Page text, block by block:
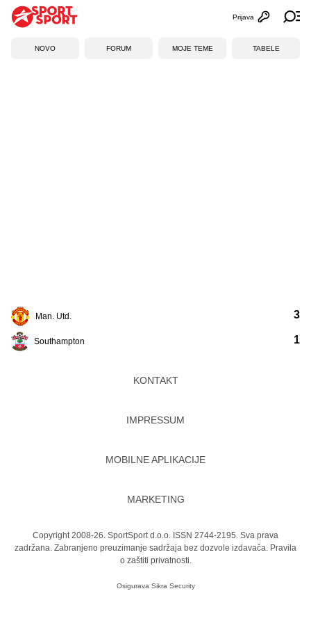
Otvori
Prijava
NOVO FORUM MOJE TEME TABELE
Man. Utd.
Southampton
3
1
KONTAKT
IMPRESSUM
MOBILNE APLIKACIJE
MARKETING
Copyright 2008-26. SportSport d.o.o. ISSN 2744-2195. Sva prava
zadržana. Zabranjeno preuzimanje sadržaja bez dozvole izdavača. Pravila
o zaštiti privatnosti.
Osigurava Sikra Security